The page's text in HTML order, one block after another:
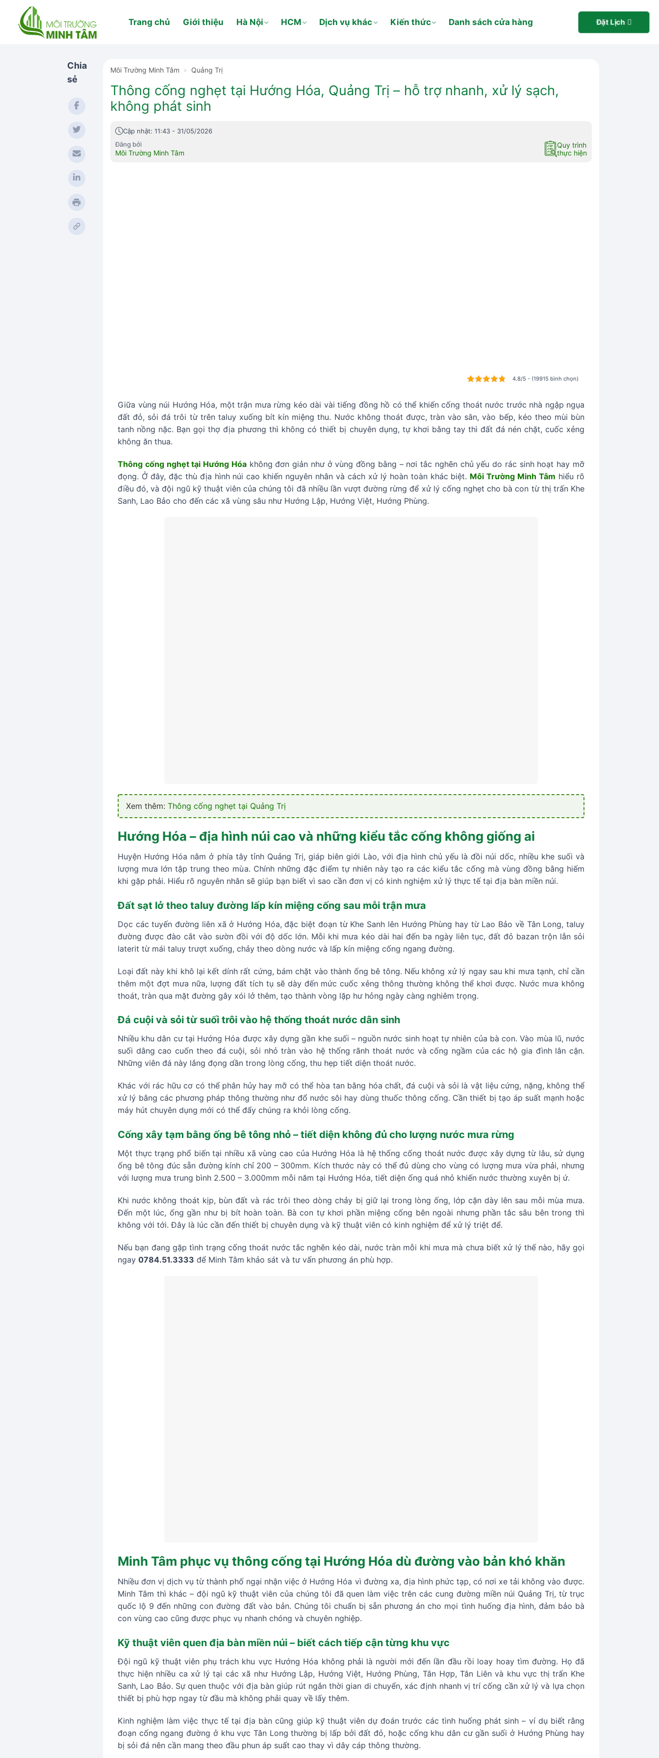
content
Trang chủ Giới thiệu Hà Nội HCM Dịch vụ khác Kiến thức Danh sách cửa hàng Đặt Lịch
Chia
sẻ
Môi Trường Minh Tâm » Quảng Trị
Thông cống nghẹt tại Hướng Hóa, Quảng Trị – hỗ trợ nhanh, xử lý sạch,
không phát sinh
Cập nhật: 11:43 - 31/05/2026
Đăng bởi
Môi Trường Minh Tâm
Quy trình
thực hiện
4.8/5 - (19915 bình chọn)
Giữa vùng núi Hướng Hóa, một trận mưa rừng kéo dài vài tiếng đồng hồ có thể khiến cống thoát nước trước nhà ngập ngụa
đất đỏ, sỏi đá trôi từ trên taluy xuống bít kín miệng thu. Nước không thoát được, tràn vào sân, vào bếp, kéo theo mùi bùn
tanh nồng nặc. Bạn gọi thợ địa phương thì không có thiết bị chuyên dụng, tự khơi bằng tay thì đất đá nén chặt, cuốc xẻng
không ăn thua.
Thông cống nghẹt tại Hướng Hóakhông đơn giản như ở vùng đồng bằng – nơi tắc nghẽn chủ yếu do rác sinh hoạt hay mỡ
đọng. Ở đây, đặc thù địa hình núi cao khiến nguyên nhân và cách xử lý hoàn toàn khác biệt. Môi Trường Minh Tâm hiểu rõ
điều đó, và đội ngũ kỹ thuật viên của chúng tôi đã nhiều lần vượt đường rừng để xử lý cống nghẹt cho bà con từ thị trấn Khe
Sanh, Lao Bảo cho đến các xã vùng sâu như Hướng Lập, Hướng Việt, Hướng Phùng.
Xem thêm: Thông cống nghẹt tại Quảng Trị
Hướng Hóa – địa hình núi cao và những kiểu tắc cống không giống ai
Huyện Hướng Hóa nằm ở phía tây tỉnh Quảng Trị, giáp biên giới Lào, với địa hình chủ yếu là đồi núi dốc, nhiều khe suối và
lượng mưa lớn tập trung theo mùa. Chính những đặc điểm tự nhiên này tạo ra các kiểu tắc cống mà vùng đồng bằng hiếm
khi gặp phải. Hiểu rõ nguyên nhân sẽ giúp bạn biết vì sao cần đơn vị có kinh nghiệm xử lý thực tế tại địa bàn miền núi.
Đất sạt lở theo taluy đường lấp kín miệng cống sau mỗi trận mưa
Dọc các tuyến đường liên xã ở Hướng Hóa, đặc biệt đoạn từ Khe Sanh lên Hướng Phùng hay từ Lao Bảo về Tân Long, taluy
đường được đào cắt vào sườn đồi với độ dốc lớn. Mỗi khi mưa kéo dài hai đến ba ngày liên tục, đất đỏ bazan trộn lẫn sỏi
laterit từ mái taluy trượt xuống, chảy theo dòng nước và lấp kín miệng cống ngang đường.
Loại đất này khi khô lại kết dính rất cứng, bám chặt vào thành ống bê tông. Nếu không xử lý ngay sau khi mưa tạnh, chỉ cần
thêm một đợt mưa nữa, lượng đất tích tụ sẽ dày đến mức cuốc xẻng thông thường không thể khơi được. Nước mưa không
thoát, tràn qua mặt đường gây xói lở thêm, tạo thành vòng lặp hư hỏng ngày càng nghiêm trọng.
Đá cuội và sỏi từ suối trôi vào hệ thống thoát nước dân sinh
Nhiều khu dân cư tại Hướng Hóa được xây dựng gần khe suối – nguồn nước sinh hoạt tự nhiên của bà con. Vào mùa lũ, nước
suối dâng cao cuốn theo đá cuội, sỏi nhỏ tràn vào hệ thống rãnh thoát nước và cống ngầm của các hộ gia đình lân cận.
Những viên đá này lắng đọng dần trong lòng cống, thu hẹp tiết diện thoát nước.
Khác với rác hữu cơ có thể phân hủy hay mỡ có thể hòa tan bằng hóa chất, đá cuội và sỏi là vật liệu cứng, nặng, không thể
xử lý bằng các phương pháp thông thường như đổ nước sôi hay dùng thuốc thông cống. Cần thiết bị tạo áp suất mạnh hoặc
máy hút chuyên dụng mới có thể đẩy chúng ra khỏi lòng cống.
Cống xây tạm bằng ống bê tông nhỏ – tiết diện không đủ cho lượng nước mưa rừng
Một thực trạng phổ biến tại nhiều xã vùng cao của Hướng Hóa là hệ thống cống thoát nước được xây dựng từ lâu, sử dụng
ống bê tông đúc sẵn đường kính chỉ 200 – 300mm. Kích thước này có thể đủ dùng cho vùng có lượng mưa vừa phải, nhưng
với lượng mưa trung bình 2.500 – 3.000mm mỗi năm tại Hướng Hóa, tiết diện ống quá nhỏ khiến nước thường xuyên bị ứ.
Khi nước không thoát kịp, bùn đất và rác trôi theo dòng chảy bị giữ lại trong lòng ống, lớp cặn dày lên sau mỗi mùa mưa.
Đến một lúc, ống gần như bị bít hoàn toàn. Bà con tự khơi phần miệng cống bên ngoài nhưng phần tắc sâu bên trong thì
không với tới. Đây là lúc cần đến thiết bị chuyên dụng và kỹ thuật viên có kinh nghiệm để xử lý triệt để.
Nếu bạn đang gặp tình trạng cống thoát nước tắc nghẽn kéo dài, nước tràn mỗi khi mưa mà chưa biết xử lý thế nào, hãy gọi
ngay 0784.51.3333 để Minh Tâm khảo sát và tư vấn phương án phù hợp.
Minh Tâm phục vụ thông cống tại Hướng Hóa dù đường vào bản khó khăn
Nhiều đơn vị dịch vụ từ thành phố ngại nhận việc ở Hướng Hóa vì đường xa, địa hình phức tạp, có nơi xe tải không vào được.
Minh Tâm thì khác – đội ngũ kỹ thuật viên của chúng tôi đã quen làm việc trên các cung đường miền núi Quảng Trị, từ trục
quốc lộ 9 đến những con đường đất vào bản. Chúng tôi chuẩn bị sẵn phương án cho mọi tình huống địa hình, đảm bảo bà
con vùng cao cũng được phục vụ nhanh chóng và chuyên nghiệp.
Kỹ thuật viên quen địa bàn miền núi – biết cách tiếp cận từng khu vực
Đội ngũ kỹ thuật viên phụ trách khu vực Hướng Hóa không phải là người mới đến lần đầu rồi loay hoay tìm đường. Họ đã
thực hiện nhiều ca xử lý tại các xã như Hướng Lập, Hướng Việt, Hướng Phùng, Tân Hợp, Tân Liên và khu vực thị trấn Khe
Sanh, Lao Bảo. Sự quen thuộc với địa bàn giúp rút ngắn thời gian di chuyển, xác định nhanh vị trí cống cần xử lý và lựa chọn
thiết bị phù hợp ngay từ đầu mà không phải quay về lấy thêm.
Kinh nghiệm làm việc thực tế tại địa bàn cũng giúp kỹ thuật viên dự đoán trước các tình huống phát sinh – ví dụ biết rằng
đoạn cống ngang đường ở khu vực Tân Long thường bị lấp bởi đất đỏ, hoặc cống khu dân cư gần suối ở Hướng Phùng hay
bị sỏi đá nên cần mang theo đầu phun áp suất cao thay vì dây cáp thông thường.